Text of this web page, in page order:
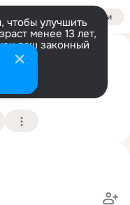
Войти
улучшить
менее 13 лет,
ваш законный
(Втюрина)
лет)